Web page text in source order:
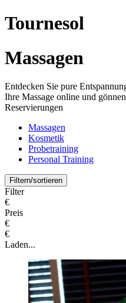
Tournesol
Massagen
Entdecken Sie pure
Ihre Massage online und
Reservierungen
Massagen
Kosmetik
Probetraining
Personal Training
Filtern/sortieren
Filter
€
Preis
€
€
Laden...